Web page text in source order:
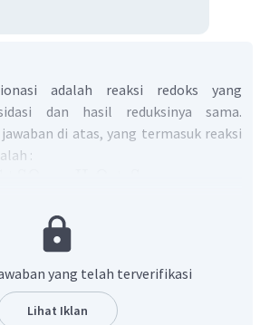
adalah reaksi redoks yang
dan hasil reduksinya sama.
di atas, yang termasuk reaksi
:
0. Reduktor reaksi adalah
Ssebesar +4, yang bertindak
adalah D.
yang telah terverifikasi
Lihat Iklan